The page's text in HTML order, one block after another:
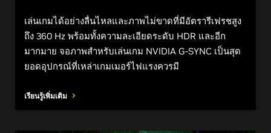
เล่นเกมได้อย่างลื่นไหลและภาพไม่ขาดที่มีอัตรารีเฟรชสูง
ถึง 360 Hz พร้อมทั้งความละเอียดระดับ HDR และอีก
มากมาย จอภาพสำหรับเล่นเกม NVIDIA G-SYNC เป็นสุด
ยอดอุปกรณ์ที่เหล่าเกมเมอร์ไฟแรงควรมี
เรียนรู้เพิ่มเติม